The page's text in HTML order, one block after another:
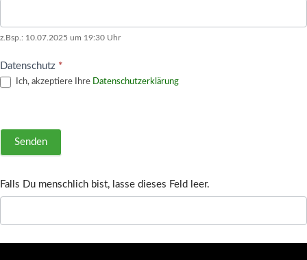
z.Bsp.: 10.07.2025 um 19:30 Uhr
Datenschutz *
Ich, akzeptiere Ihre Datenschutzerklärung
Senden
Falls Du menschlich bist, lasse dieses Feld leer.